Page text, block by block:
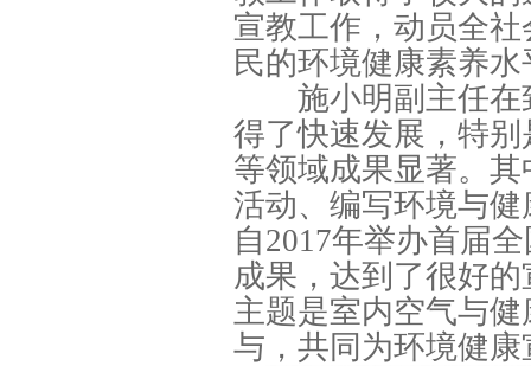
宣教工作，动员全
民的环境健康素养水
施小明副主任在
得了快速发展，特
等领域成果显著。
活动、编写环境与
自2017年举办首届
成果，达到了很好
主题是室内空气与
与，共同为环境健